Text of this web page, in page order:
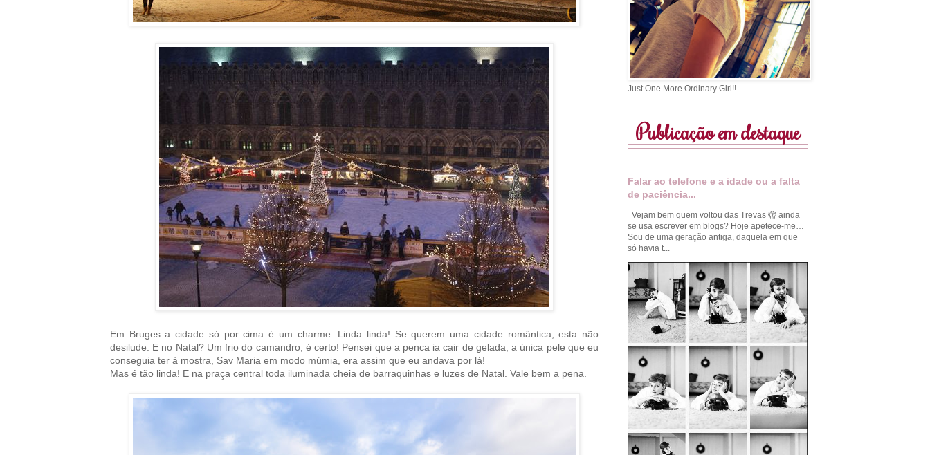
Em Bruges a cidade só por cima é um charme. Linda linda! Se querem uma cidade romântica, esta não
desilude. E no Natal? Um frio do camandro, é certo! Pensei que a penca ia cair de gelada, a única pele que eu
conseguia ter à mostra, Sav Maria em modo múmia, era assim que eu andava por lá!
Mas é tão linda! E na praça central toda iluminada cheia de barraquinhas e luzes de Natal. Vale bem a pena.
Just One More Ordinary Girl!!
Publicação em destaque
Falar ao telefone e a idade ou a falta
de paciência...
Vejam bem quem voltou das Trevas 🫣 ainda
se usa escrever em blogs? Hoje apetece-me…
Sou de uma geração antiga, daquela em que
só havia t...